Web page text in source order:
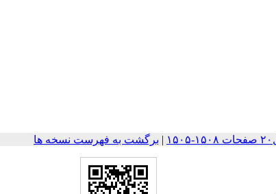
| برگشت به فهرست نسخه ها